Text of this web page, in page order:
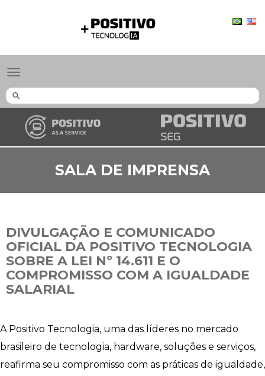
Tecnologia
Toggle
navigation
SALA DE IMPRENSA
DIVULGAÇÃO E COMUNICADO
OFICIAL DA POSITIVO TECNOLOGIA
SOBRE A LEI Nº 14.611 E O
COMPROMISSO COM A IGUALDADE
SALARIAL
A Positivo Tecnologia, uma das líderes no mercado
brasileiro de tecnologia, hardware, soluções e serviços,
reafirma seu compromisso com as práticas de igualdade,